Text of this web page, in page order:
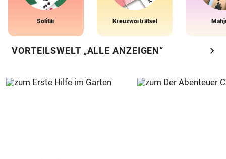
Solitär Kreuzworträtsel
VORTEILSWELT „ALLE ANZEIGEN“ chevron_right